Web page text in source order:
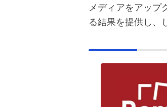
メディアをアップ
る結果を提供し、